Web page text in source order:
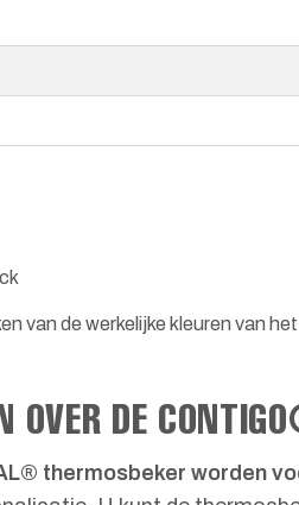
van de werkelijke kleuren van
OVER DE
thermosbeker worden